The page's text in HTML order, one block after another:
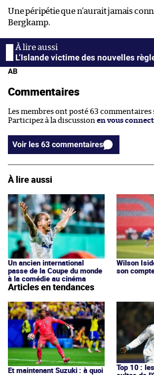
Une péripétie que n’aurait jamais
Bergkamp.
L’Islande victime des nouvelles
AB
Commentaires
Les membres ont posté 63 commentaires
Participez à la discussion en vous
Voir les 63 commentaires
À lire aussi
Un ancien international
passe de la Coupe du monde
à la comédie au cinéma
Wilson
son
Articles en tendances
Et maintenant Suzuki : à quoi
Top 10 :